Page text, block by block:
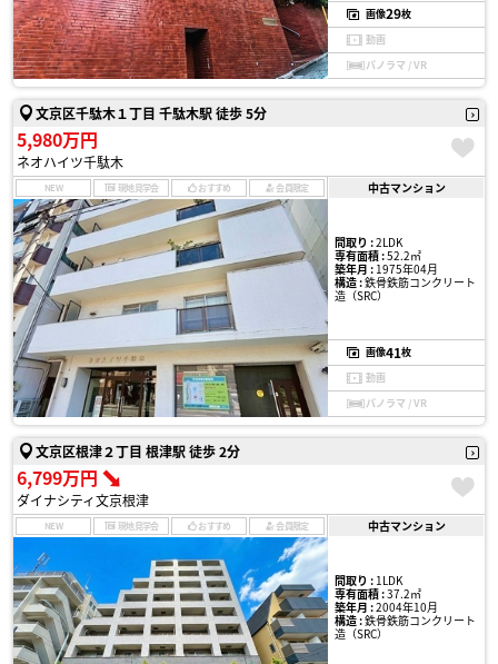
画像29枚
動画
パノラマ / VR
文京区千駄木１丁目 千駄木駅 徒歩 5分
5,980万円
ネオハイツ千駄木
NEW 現地見学会 おすすめ 会員限定 中古マンション
間取り :2LDK
専有面積 :52.2㎡
築年月 :1975年04月
構造 :鉄骨鉄筋コンクリート
造（SRC）
画像41枚
動画
パノラマ / VR
文京区根津２丁目 根津駅 徒歩 2分
6,799万円
ダイナシティ文京根津
NEW 現地見学会 おすすめ 会員限定 中古マンション
間取り :1LDK
専有面積 :37.2㎡
築年月 :2004年10月
構造 :鉄骨鉄筋コンクリート
造（SRC）